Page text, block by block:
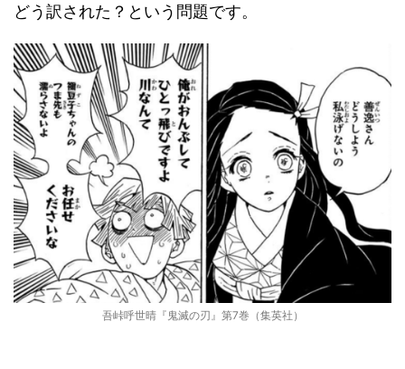
どう訳された？という問題です。
吾峠呼世晴『鬼滅の刃』第7巻（集英社）